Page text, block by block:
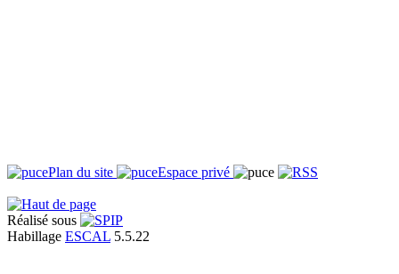
Plan du site Espace privé
Réalisé sous
Habillage ESCAL 5.5.22